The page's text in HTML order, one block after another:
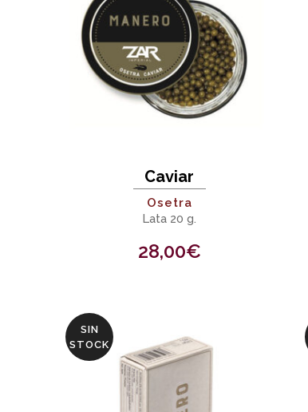
Caviar
Osetra
Lata 20 g.
28,00€
SIN
STOCK